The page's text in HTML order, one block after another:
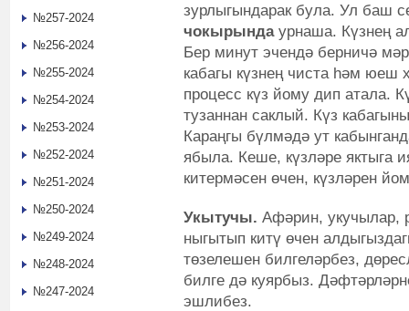
зурлыгындарак була. Ул баш
чокырындаурнаша. Күзнең
Бер минут эчендә берничә
кабагы күзнең чиста һәм юеш
процесс күз йому дип атала.
тузаннан саклый. Күз
Караңгы бүлмәдә ут
ябыла. Кеше, күзләре яктыга
китермәсен өчен, күзләрен
Укытучы. Афәрин, укучылар,
ныгытып китү өчен
төзелешен билгеләрбез,
билге дә куярбыз.
эшлибез.
№257-2024
№256-2024
№255-2024
№254-2024
№253-2024
№252-2024
№251-2024
№250-2024
№249-2024
№248-2024
№247-2024